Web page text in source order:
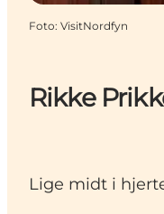
Rikke
Lige midt i
Foto: VisitNordfyn